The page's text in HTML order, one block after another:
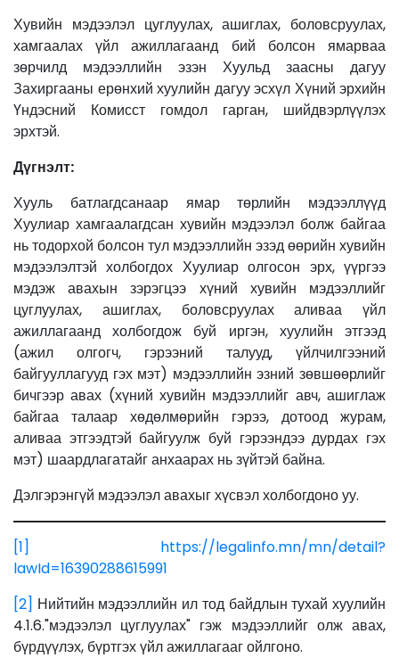
Хувийн мэдээлэл цуглуулах, ашиглах, боловсруулах,
хамгаалах үйл ажиллагаанд бий болсон ямарваа
зөрчилд мэдээллийн эзэн Хуульд заасны дагуу
Захиргааны ерөнхий хуулийн дагуу эсхүл Хүний эрхийн
Үндэсний Комисст гомдол гарган, шийдвэрлүүлэх
эрхтэй.
Дүгнэлт:
Хууль батлагдсанаар ямар төрлийн мэдээллүүд
Хуулиар хамгаалагдсан хувийн мэдээлэл болж байгаа
нь тодорхой болсон тул мэдээллийн эзэд өөрийн хувийн
мэдээлэлтэй холбогдох Хуулиар олгосон эрх, үүргээ
мэдэж авахын зэрэгцээ хүний хувийн мэдээллийг
цуглуулах, ашиглах, боловсруулах аливаа үйл
ажиллагаанд холбогдож буй иргэн, хуулийн этгээд
(ажил олгогч, гэрээний талууд, үйлчилгээний
байгууллагууд гэх мэт) мэдээллийн эзний зөвшөөрлийг
бичгээр авах (хүний хувийн мэдээллийг авч, ашиглаж
байгаа талаар хөдөлмөрийн гэрээ, дотоод журам,
аливаа этгээдтэй байгуулж буй гэрээндээ дурдах гэх
мэт) шаардлагатайг анхаарах нь зүйтэй байна.
Дэлгэрэнгүй мэдээлэл авахыг хүсвэл холбогдоно уу.
[1]
https://legalinfo.mn/mn/detail?
lawId=16390288615991
[2] Нийтийн мэдээллийн ил тод байдлын тухай хуулийн
4.1.6."мэдээлэл цуглуулах" гэж мэдээллийг олж авах,
бүрдүүлэх, бүртгэх үйл ажиллагааг ойлгоно.